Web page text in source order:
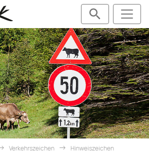
Verkehrszeichen
Hinweiszeichen